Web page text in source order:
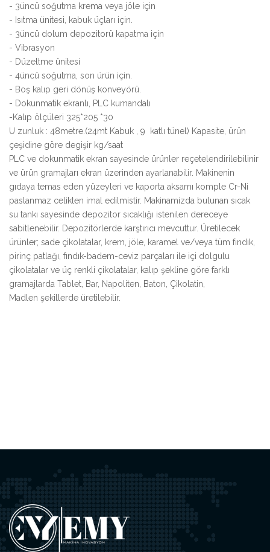
- 3üncü soğutma krema veya jöle için
- Isıtma ünitesi, kabuk üçları için.
- 3üncü dolum depozitorü kapatma için
- Vibrasyon
- Düzeltme ünitesi
- 4üncü soğutma, son ürün için.
- Boş kalıp geri dönüş konveyörü.
- Dokunmatik ekranlı, PLC kumandalı
-Kalıp ölçüleri 325*205 *30
U zunluk : 48metre.(24mt Kabuk , 9 katlı tünel) Kapasite, ürün
çeşidine göre degişir kg/saat
PLC ve dokunmatik ekran sayesinde ürünler reçetelendirilebilinir
ve ürün gramajları ekran üzerinden ayarlanabilir. Makinenin
gıdaya temas eden yüzeyleri ve kaporta aksamı komple Cr-Ni
paslanmaz celikten imal edilmistir. Makinamizda bulunan sıcak
su tankı sayesinde depozitor sıcaklığı istenilen dereceye
sabitlenebilir. Depozitörlerde karştırıcı mevcuttur. Üretilecek
ürünler; sade çikolatalar, krem, jöle, karamel ve/veya tüm fındık,
pirinç patlağı, fındık-badem-ceviz parçaları ile içi dolgulu
çikolatalar ve üç renkli çikolatalar, kalıp şekline göre farklı
gramajlarda Tablet, Bar, Napoliten, Baton, Çikolatin,
Madlen şekillerde üretilebilir.